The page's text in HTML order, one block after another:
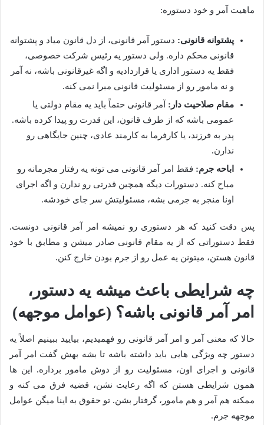
ماهیت آمر و خود دستوره:
پشتوانه قانونی: دستور آمر قانونی، از دل قانون میاد و پشتوانه
قانونی محکم داره. ولی دستور یه رئیس شرکت خصوصی،
فقط یه دستور اداری یا قراردادیه و اگه غیرقانونی باشه، نه آمر
و نه مامور رو از مسئولیت قانونی مبرا نمی کنه.
مقام صلاحیت دار: آمر قانونی حتماً باید یه مقام دولتی یا
عمومی باشه که از طرف قانون، این قدرت رو پیدا کرده باشه.
پدر به فرزند، یا کارفرما به کارمند عادی، چنین جایگاهی رو
ندارن.
اباحه جرم: فقط امر آمر قانونی می تونه یه رفتار مجرمانه رو
مباح کنه. دستورات دیگه همچین قدرتی رو ندارن و اگه اجرای
اونا منجر به جرمی بشه، مسئولیتش سر جای خودشه.
پس دقت کنید که هر دستوری رو نمیشه امر آمر قانونی دونست.
فقط دستوراتی که از یه مقام قانونی صادر میشن و مطابق با خود
قانون هستن، میتونن یه عمل رو از جرم بودن خارج کنن.
چه شرایطی باعث میشه یه دستور،
امر آمر قانونی باشه؟ (عوامل موجهه)
حالا که معنی آمر و امر آمر قانونی رو فهمیدیم، بیایید ببینیم اصلاً یه
دستور چه ویژگی هایی باید داشته باشه تا بشه بهش گفت امر آمر
قانونی و اجرای اون، مسئولیت رو از دوش مامور برداره. این ها
همون شرایطی هستن که اگه رعایت نشن، قضیه فرق می کنه و
ممکنه هم آمر و هم مامور، گرفتار بشن. تو حقوق به اینا میگن عوامل
موجهه جرم.